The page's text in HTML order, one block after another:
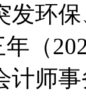
发环
（
计师